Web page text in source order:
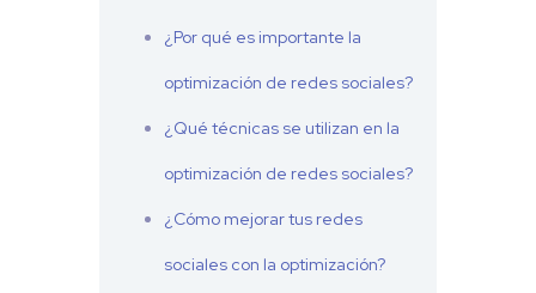
¿Por qué es importante la
optimización de redes sociales?
¿Qué técnicas se utilizan en la
optimización de redes sociales?
¿Cómo mejorar tus redes
sociales con la optimización?